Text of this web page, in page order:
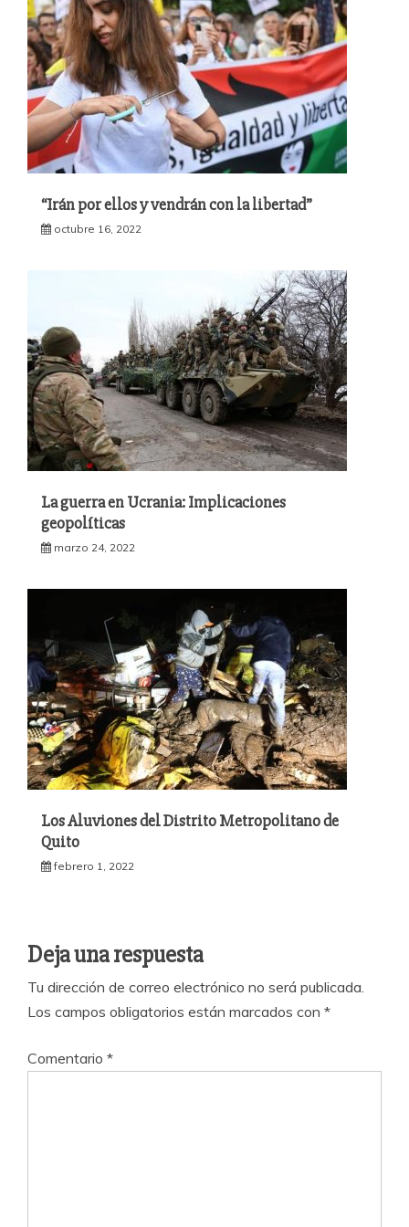
“Irán por ellos y vendrán con la libertad”
octubre 16, 2022
La guerra en Ucrania: Implicaciones
geopolíticas
marzo 24, 2022
Los Aluviones del Distrito Metropolitano de
Quito
febrero 1, 2022
Deja una respuesta
Tu dirección de correo electrónico no será publicada.
Los campos obligatorios están marcados con *
Comentario *